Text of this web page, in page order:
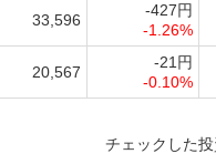
33,596
-427円
-1.26%
20,567
-21円
-0.10%
チェックした